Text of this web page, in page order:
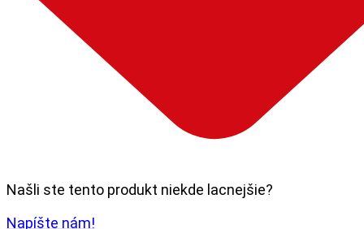
Našli ste tento produkt niekde lacnejšie?
Napíšte nám!